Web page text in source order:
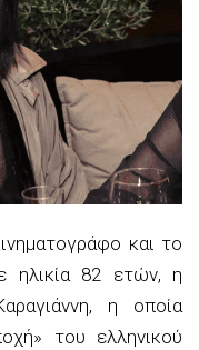
και το
ηλικία 82 ετών, η
η οποία
του ελληνικού